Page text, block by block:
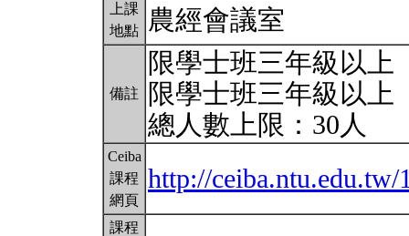
上課
地點
農經會議室
備註
限學士班三年級以上
限學士班三年級以上
總人數上限：30人
Ceiba
課程
網頁
http://
課程